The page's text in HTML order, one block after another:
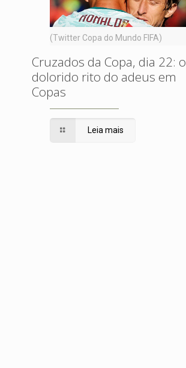
(Twitter Copa do Mundo FIFA)
Cruzados da Copa, dia 22: o
dolorido rito do adeus em
Copas
Leia mais